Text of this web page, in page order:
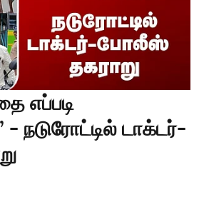
எப்படி
நடுரோட்டில் டாக்டர்-